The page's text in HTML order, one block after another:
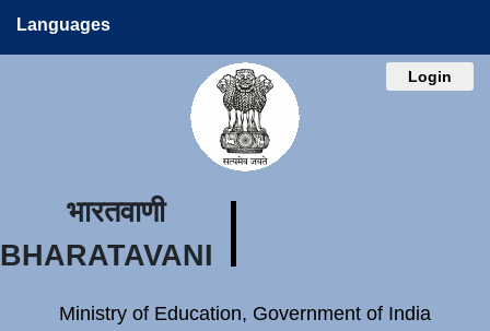
Languages
Login
भारतवाणी
BHARATAVANI
Ministry of Education, Government of India